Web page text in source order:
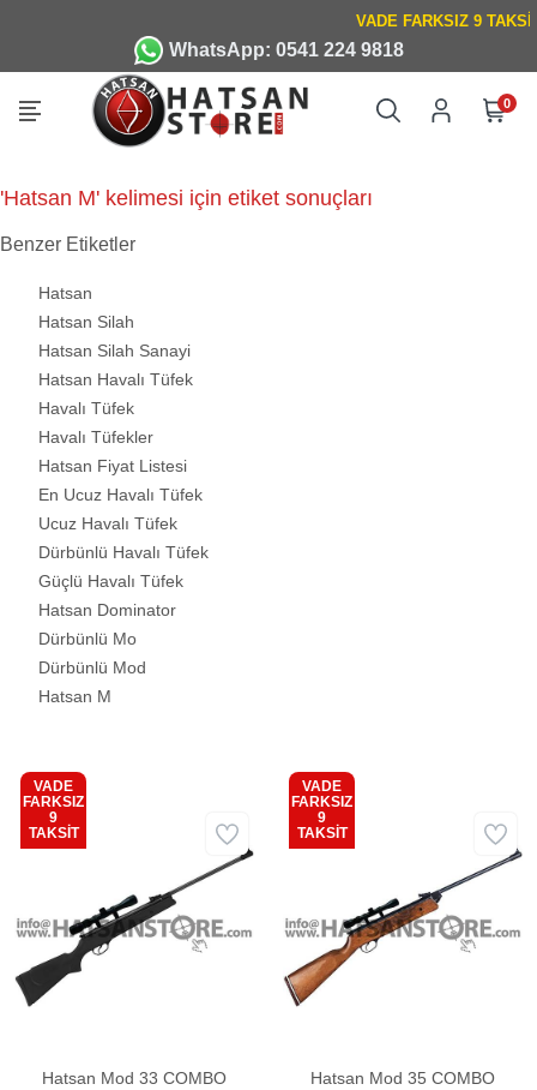
WhatsApp: 0541 224 9818
0
'Hatsan M' kelimesi için etiket sonuçları
Benzer Etiketler
Hatsan
Hatsan Silah
Hatsan Silah Sanayi
Hatsan Havalı Tüfek
Havalı Tüfek
Havalı Tüfekler
Hatsan Fiyat Listesi
En Ucuz Havalı Tüfek
Ucuz Havalı Tüfek
Dürbünlü Havalı Tüfek
Güçlü Havalı Tüfek
Hatsan Dominator
Dürbünlü Mo
Dürbünlü Mod
Hatsan M
Hatsan Mod 33 COMBO
VADE
FARKSIZ
9
TAKSİT
Kargo
Bedava
Hatsan Mod 35 COMBO
VADE
FARKSIZ
9
TAKSİT
Kargo
Bedava